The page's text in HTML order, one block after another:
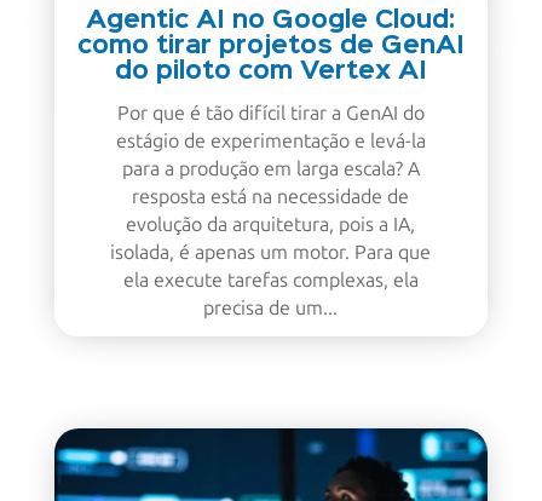
Agentic AI no Google Cloud:
como tirar projetos de GenAI
do piloto com Vertex AI
Por que é tão difícil tirar a GenAI do
estágio de experimentação e levá-la
para a produção em larga escala? A
resposta está na necessidade de
evolução da arquitetura, pois a IA,
isolada, é apenas um motor. Para que
ela execute tarefas complexas, ela
precisa de um...